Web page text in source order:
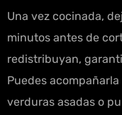
Una vez cocinada,
minutos antes de
redistribuyan,
Puedes
verduras asadas o